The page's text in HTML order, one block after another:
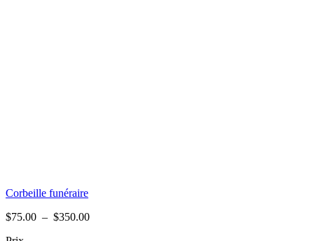
Corbeille funéraire
$75.00 – $350.00Plage